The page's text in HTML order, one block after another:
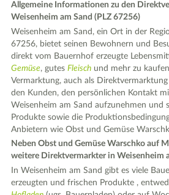
Allgemeine Informationen zu den
Weisenheim am Sand (PLZ 67256)
Weisenheim am Sand, ein Ort in der
67256, bietet seinen Bewohnern und
direkt vom Bauernhof erzeugte
Gemüse, gutesFleisch und mehr zu
Vermarktung, auch als
den Kunden, den persönlichen Kontakt
Weisenheim am Sand aufzunehmen und
Produkte sowie die
Anbietern wie Obst und Gemüse
Neben Obst und Gemüse Warschko auf
weitere Direktvermarkter in Weisenheim
In Weisenheim am Sand gibt es viele
erzeugten und frischen Produkte ,